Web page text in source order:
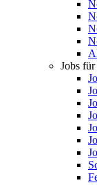
Jobs